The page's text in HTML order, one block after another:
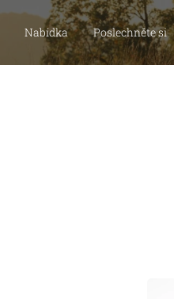
Nabídka Poslechněte si